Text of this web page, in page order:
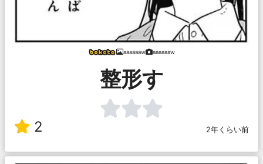
aaaaaaw aaaaaaw
整形す
2 2年くらい前